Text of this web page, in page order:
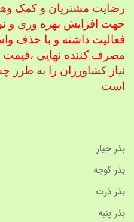
رضایت مشتریان و کمک و
جهت افزایش بهره وری و
فعالیت داشته و با حذف
مصرف کننده نهایی ،قیمت
نیاز کشاورزان را به
است
بذر خیار
بذر گوجه
بذر ذرت
بذر پنبه